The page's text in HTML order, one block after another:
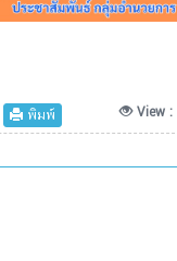
พิมพ์ View :